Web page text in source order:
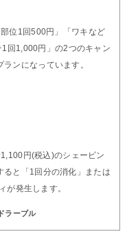
位1回500円」「ワキなど
回1,000円」の2つのキャン
ンになっています。
円(税込)のシェービン
ると「1回分の消化」または
が発生します。
ラーブル